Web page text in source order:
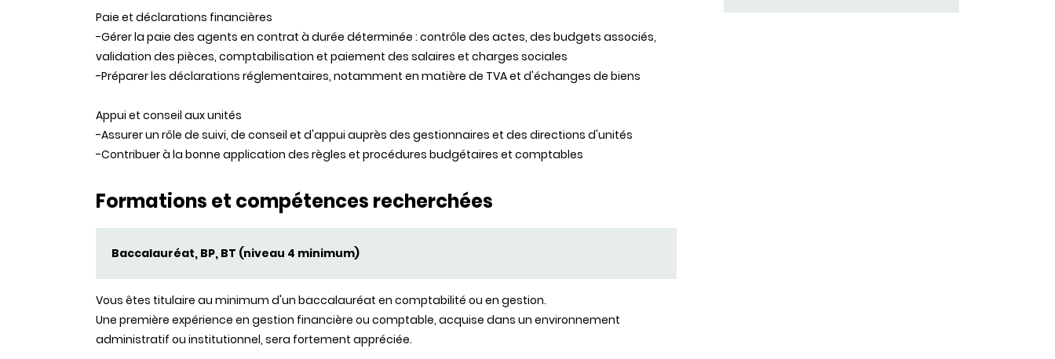
Paie et déclarations financières
-Gérer la paie des agents en contrat à durée déterminée : contrôle des actes, des budgets associés,
validation des pièces, comptabilisation et paiement des salaires et charges sociales
-Préparer les déclarations réglementaires, notamment en matière de TVA et d'échanges de biens
Appui et conseil aux unités
-Assurer un rôle de suivi, de conseil et d'appui auprès des gestionnaires et des directions d'unités
-Contribuer à la bonne application des règles et procédures budgétaires et comptables
Formations et compétences recherchées
Baccalauréat, BP, BT (niveau 4 minimum)
Vous êtes titulaire au minimum d'un baccalauréat en comptabilité ou en gestion.
Une première expérience en gestion financière ou comptable, acquise dans un environnement
administratif ou institutionnel, sera fortement appréciée.